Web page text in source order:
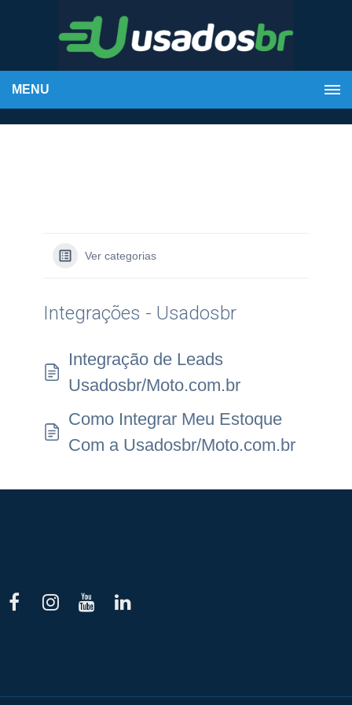
MENU
Ver categorias
Integrações - Usadosbr
Integração de Leads
Usadosbr/Moto.com.br
Como Integrar Meu Estoque
Com a Usadosbr/Moto.com.br